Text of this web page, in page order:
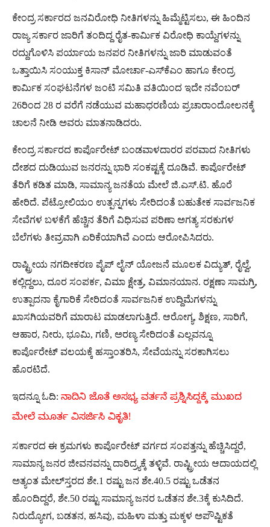
ಕೇಂದ್ರ ಸರ್ಕಾರದ ಜನವಿರೋಧಿ ನೀತಿಗಳನ್ನು ಹಿಮ್ಮೆಟ್ಟಿಸಲು, ಈ ಹಿಂದಿನ
ರಾಜ್ಯ ಸರ್ಕಾರ ಜಾರಿಗೆ ತಂದಿದ್ದ ರೈತ-ಕಾರ್ಮಿಕ ವಿರೋಧಿ ಕಾಯ್ದೆಗಳನ್ನು
ರದ್ದುಗೊಳಿಸಿ ಪರ್ಯಾಯ ಜನಪರ ನೀತಿಗಳನ್ನು ಜಾರಿ ಮಾಡುವಂತೆ
ಒತ್ತಾಯಿಸಿ ಸಂಯುಕ್ತ ಕಿಸಾನ್ ಮೋರ್ಚಾ-ಎಸ್‌ಕೆಎಂ ಹಾಗೂ ಕೇಂದ್ರ
ಕಾರ್ಮಿಕ ಸಂಘಟನೆಗಳ ಜಂಟಿ ಸಮಿತಿ ವತಿಯಿಂದ ಇದೇ ನವೆಂಬರ್
26ರಿಂದ 28 ರ ವರೆಗೆ ನಡೆಯುವ ಮಹಾಧರಣಿಯ ಪ್ರಚಾರಾಂದೋಲನಕ್ಕೆ
ಚಾಲನೆ ನೀಡಿ ಅವರು ಮಾತನಾಡಿದರು.
ಕೇಂದ್ರ ಸರ್ಕಾರದ ಕಾರ್ಪೊರೇಟ್ ಬಂಡವಾಳದಾರರ ಪರವಾದ ನೀತಿಗಳು
ದೇಶದ ದುಡಿಯುವ ಜನರನ್ನು ಭಾರಿ ಸಂಕಷ್ಟಕ್ಕೆ ದೂಡಿವೆ. ಕಾರ್ಪೊರೇಟ್
ತೆರಿಗೆ ಕಡಿತ ಮಾಡಿ, ಸಾಮಾನ್ಯ ಜನತೆಯ ಮೇಲೆ ಜಿ.ಎಸ್.ಟಿ. ಹೊರೆ
ಹೇರಿದೆ. ಪೆಟ್ರೋಲಿಯಂ ಉತ್ಪನ್ನಗಳು ಸೇರಿದಂತೆ ಬಹುತೇಕ ಸಾರ್ವಜನಿಕ
ಸೇವೆಗಳ ಬಳಕೆಗೆ ಹೆಚ್ಚಿನ ತೆರಿಗೆ ವಿಧಿಸುವ ಪರಿಣಾ ಅಗತ್ಯ ಸರಕುಗಳ
ಬೆಲೆಗಳು ತೀವ್ರವಾಗಿ ಏರಿಕೆಯಾಗಿವೆ ಎಂದು ಆರೋಪಿಸಿದರು.
ರಾಷ್ಟ್ರೀಯ ನಗದೀಕರಣ ಪೈಪ್‌ ಲೈನ್ ಯೋಜನೆ ಮೂಲಕ ವಿದ್ಯುತ್, ರೈಲ್ವೆ,
ಕಲ್ಲಿದ್ದಲು, ದೂರ ಸಂಪರ್ಕ, ವಿಮಾ ಕ್ಷೇತ್ರ, ವಿಮಾನಯಾನ. ರಕ್ಷಣಾ ಸಾಮಗ್ರಿ,
ಉತ್ಪಾದನಾ ಕೈಗಾರಿಕೆ ಸೇರಿದಂತೆ ಸಾರ್ವಜನಿಕ ಉದ್ದಿಮೆಗಳನ್ನು
ಖಾಸಗಿಯವರಿಗೆ ಮಾರಾಟ ಮಾಡಲಾಗುತ್ತಿದೆ. ಆರೋಗ್ಯ, ಶಿಕ್ಷಣ, ಸಾರಿಗೆ,
ಆಹಾರ, ನೀರು, ಭೂಮಿ, ಗಣಿ, ಅರಣ್ಯ ಸೇರಿದಂತೆ ಎಲ್ಲವನ್ನೂ
ಕಾರ್ಪೊರೇಟ್ ವಲಯಕ್ಕೆ ಹಸ್ತಾಂತರಿಸಿ, ಸೇವೆಯನ್ನು ಸರಕಾಗಿಸಲು
ಹೊರಟಿದೆ.
ಇದನ್ನೂ ಓದಿ: ನಾದಿನಿ ಜೊತೆ ಅಸಭ್ಯ ವರ್ತನೆ ಪ್ರಶ್ನಿಸಿದ್ದಕ್ಕೆ ಮುಖದ
ಮೇಲೆ ಮೂರ್ತ ವಿಸರ್ಜಿಸಿ ವಿಕೃತಿ!
ಸರ್ಕಾರದ ಈ ಕ್ರಮಗಳು ಕಾರ್ಪೊರೇಟ್ ವರ್ಗದ ಸಂಪತ್ತನ್ನು ಹೆಚ್ಚಿಸಿದ್ದರೆ,
ಸಾಮಾನ್ಯ ಜನರ ಜೀವನವನ್ನು ದಾರಿದ್ರ್ಯಕ್ಕೆ ತಳ್ಳಿವೆ. ರಾಷ್ಟ್ರೀಯ ಆದಾಯದಲ್ಲಿ
ಅತ್ಯಂತ ಮೇಲ್‌ಸ್ತರದ ಶೇ.1 ರಷ್ಟು ಜನ ಶೇ.40.5 ರಷ್ಟು ಒಡೆತನ
ಹೊಂದಿದ್ದರೆ, ಶೇ.50 ರಷ್ಟು ಸಾಮಾನ್ಯ ಜನರ ಒಡೆತನ ಶೇ.3ಕ್ಕೆ ಕುಸಿದಿದೆ.
ನಿರುದ್ಯೋಗ, ಬಡತನ, ಹಸಿವು, ಮಹಿಳಾ ಮತ್ತು ಮಕ್ಕಳ ಅಪೌಷ್ಟಿಕತೆ